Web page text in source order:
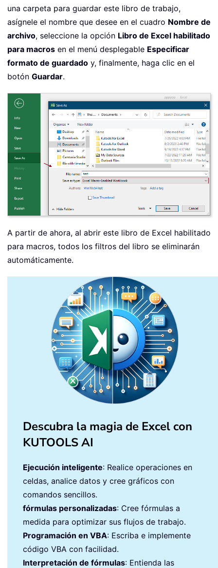
una carpeta para guardar este libro de trabajo,
asígnele el nombre que desee en el cuadro Nombre de
archivo, seleccione la opción Libro de Excel habilitado
para macros en el menú desplegable Especificar
formato de guardado y, finalmente, haga clic en el
botón Guardar.
A partir de ahora, al abrir este libro de Excel habilitado
para macros, todos los filtros del libro se eliminarán
automáticamente.
Descubra la magia de Excel con
KUTOOLS AI
Ejecución inteligente: Realice operaciones en
celdas, analice datos y cree gráficos con
comandos sencillos.
fórmulas personalizadas: Cree fórmulas a
medida para optimizar sus flujos de trabajo.
Programación en VBA: Escriba e implemente
código VBA con facilidad.
Interpretación de fórmulas: Entienda las